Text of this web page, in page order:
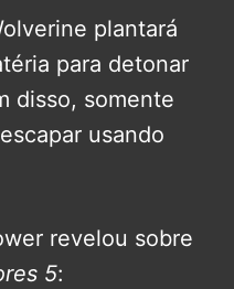
plantará
para detonar
disso, somente
usando
revelou sobre
5: